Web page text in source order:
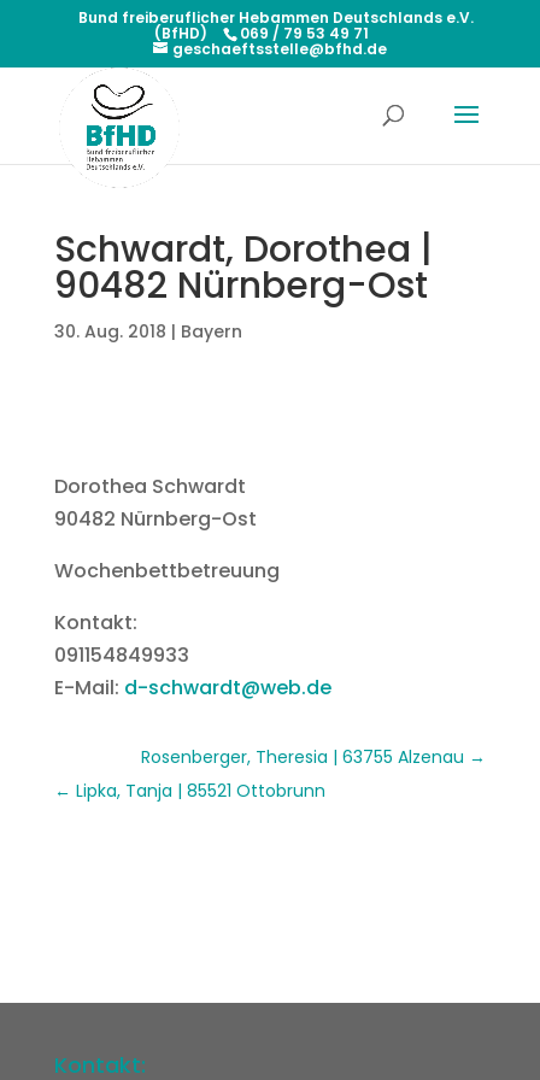
Bund freiberuflicher Hebammen Deutschlands e.V.
(BfHD) 069 / 79 53 49 71
geschaeftsstelle@bfhd.de
Schwardt, Dorothea |
90482 Nürnberg-Ost
30. Aug. 2018 | Bayern
Dorothea Schwardt
90482 Nürnberg-Ost
Wochenbettbetreuung
Kontakt:
091154849933
E-Mail: d-schwardt@web.de
Rosenberger, Theresia | 63755 Alzenau
Lipka, Tanja | 85521 Ottobrunn
Kontakt: